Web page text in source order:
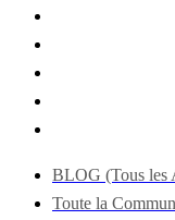
BLOG (Tous les
Toute la